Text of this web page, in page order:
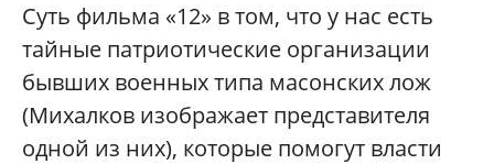
Суть фильма «12» в том, что у нас есть
тайные патриотические организации
бывших военных типа масонских лож
(Михалков изображает представителя
одной из них), которые помогут власти